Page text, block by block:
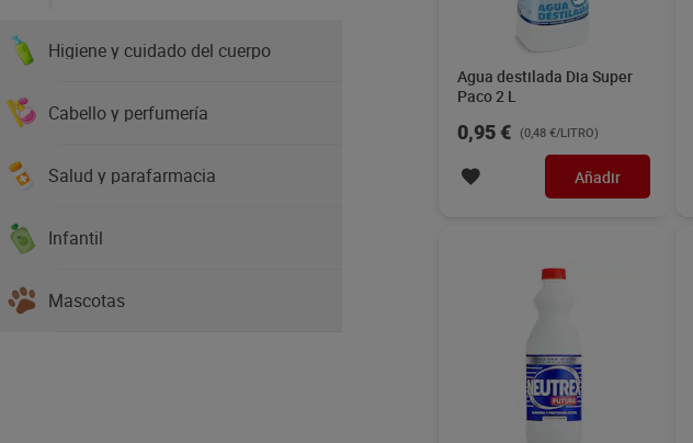
Higiene y cuidado del cuerpo
Cabello y perfumería
Salud y parafarmacia
Infantil
Mascotas
Agua destilada Dia Super
Paco 2 L
0,95 € (0,48 €/LITRO)
Añadir